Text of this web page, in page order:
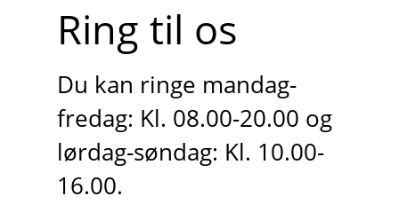
Ring til os
Du kan ringe mandag-
fredag: Kl. 08.00-20.00 og
lørdag-søndag: Kl. 10.00-
16.00.